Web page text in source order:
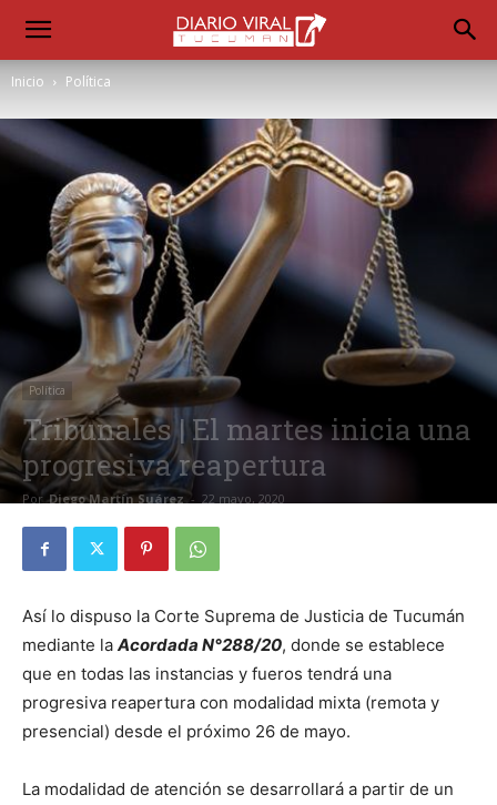
Inicio Política
Política
Tribunales | El martes inicia una
progresiva reapertura
Por Diego Martín Suárez - 22 mayo, 2020
Así lo dispuso la Corte Suprema de Justicia de Tucumán
mediante la Acordada N°288/20, donde se establece
que en todas las instancias y fueros tendrá una
progresiva reapertura con modalidad mixta (remota y
presencial) desde el próximo 26 de mayo.
La modalidad de atención se desarrollará a partir de un